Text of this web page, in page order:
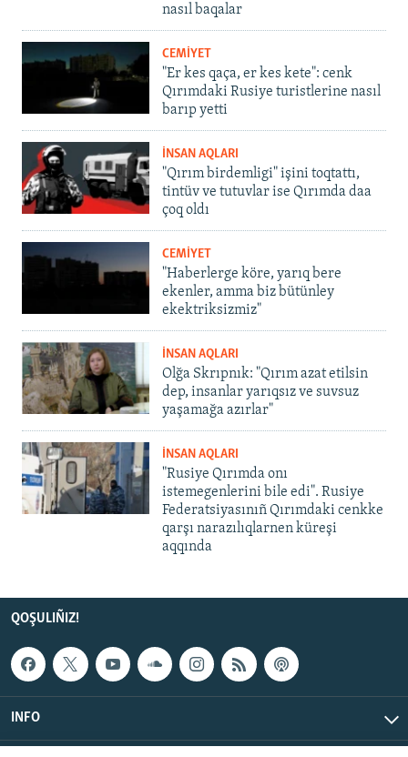
nasıl baqalar
CEMİYET
"Er kes qaça, er kes kete": cenk
Qırımdaki Rusiye turistlerine nasıl
barıp yetti
İNSAN AQLARI
"Qırım birdemligi" işini toqtattı,
tintüv ve tutuvlar ise Qırımda daa
çoq oldı
CEMİYET
"Haberlerge köre, yarıq bere
ekenler, amma biz bütünley
ekektriksizmiz"
İNSAN AQLARI
Olğa Skrıpnık: "Qırım azat etilsin
dep, insanlar yarıqsız ve suvsuz
yaşamağa azırlar"
İNSAN AQLARI
"Rusiye Qırımda onı
istemegenlerini bile edi". Rusiye
Federatsiyasınıñ Qırımdaki cenkke
qarşı narazılıqlarnen küreşi
aqqında
QOŞULIÑIZ!
INFO